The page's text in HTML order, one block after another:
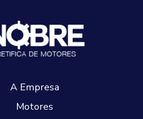
A Empresa
Motores